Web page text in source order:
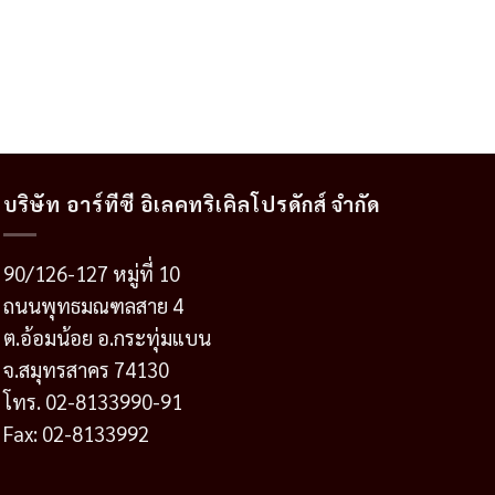
บริษัท อาร์ทีซี อิเลคทริเคิลโปรดักส์ จำกัด
90/126-127 หมู่ที่ 10
ถนนพุทธมณฑลสาย 4
ต.อ้อมน้อย อ.กระทุ่มแบน
จ.สมุทรสาคร 74130
โทร. 02-8133990-91
Fax: 02-8133992